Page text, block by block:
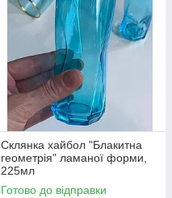
Склянка хайбол "Блакитна
геометрія" ламаної форми,
225мл
Готово до відправки